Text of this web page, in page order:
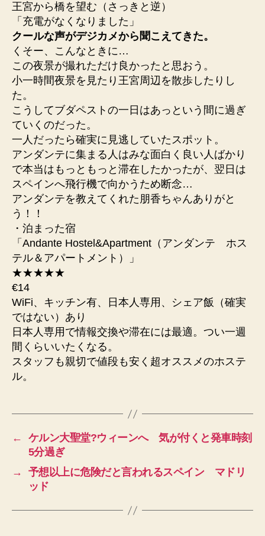
王宮から橋を望む（さっきと逆）
「充電がなくなりました」
クールな声がデジカメから聞こえてきた。
くそー、こんなときに…
この夜景が撮れただけ良かったと思おう。
小一時間夜景を見たり王宮周辺を散歩したりし
た。
こうしてブダペストの一日はあっという間に過ぎ
ていくのだった。
一人だったら確実に見逃していたスポット。
アンダンテに集まる人はみな面白く良い人ばかり
で本当はもっともっと滞在したかったが、翌日は
スペインへ飛行機で向かうため断念…
アンダンテを教えてくれた朋香ちゃんありがと
う！！
・泊まった宿
「Andante Hostel&Apartment（アンダンテ ホス
テル＆アパートメント）」
★★★★★
€14
WiFi、キッチン有、日本人専用、シェア飯（確実
ではない）あり
日本人専用で情報交換や滞在には最適。つい一週
間くらいいたくなる。
スタッフも親切で値段も安く超オススメのホステ
ル。
←
ケルン大聖堂?ウィーンへ 気が付くと発車時刻
5分過ぎ
→
予想以上に危険だと言われるスペイン マドリ
ッド